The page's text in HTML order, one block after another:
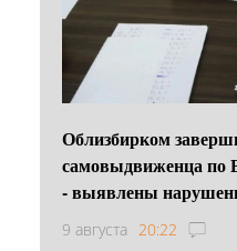
Облизбирком
самовыдвиженца по
- выявлены
9 августа 20:22